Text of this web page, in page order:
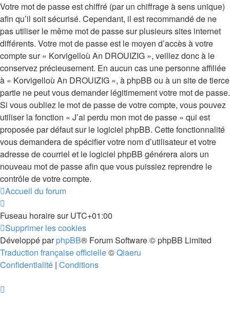
Votre mot de passe est chiffré (par un chiffrage à sens unique)
afin qu’il soit sécurisé. Cependant, il est recommandé de ne
pas utiliser le même mot de passe sur plusieurs sites internet
différents. Votre mot de passe est le moyen d’accès à votre
compte sur « Korvigelloù An DROUIZIG », veillez donc à le
conservez précieusement. En aucun cas une personne affiliée
à « Korvigelloù An DROUIZIG », à phpBB ou à un site de tierce
partie ne peut vous demander légitimement votre mot de passe.
Si vous oubliez le mot de passe de votre compte, vous pouvez
utiliser la fonction « J’ai perdu mon mot de passe » qui est
proposée par défaut sur le logiciel phpBB. Cette fonctionnalité
vous demandera de spécifier votre nom d’utilisateur et votre
adresse de courriel et le logiciel phpBB générera alors un
nouveau mot de passe afin que vous puissiez reprendre le
contrôle de votre compte.
Accueil du forum
Fuseau horaire surUTC+01:00
Supprimer les cookies
Développé parphpBB® Forum Software © phpBB Limited
Traduction française officielle©Qiaeru
Confidentialité | Conditions